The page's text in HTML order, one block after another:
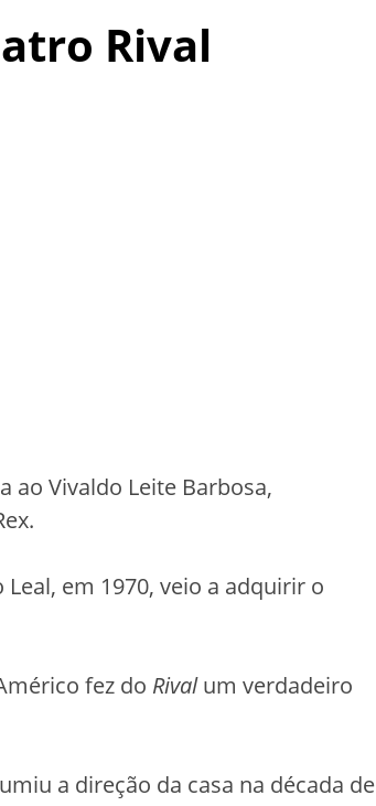
Rival
ao Vivaldo Leite Barbosa,
em 1970, veio a adquirir o
fez do Rivalum verdadeiro
a direção da casa na década de